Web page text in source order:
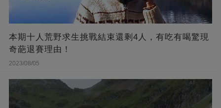
本期十人荒野求生挑戰結束還剩4人，有吃有喝驚現
奇葩退賽理由！
2023/08/05